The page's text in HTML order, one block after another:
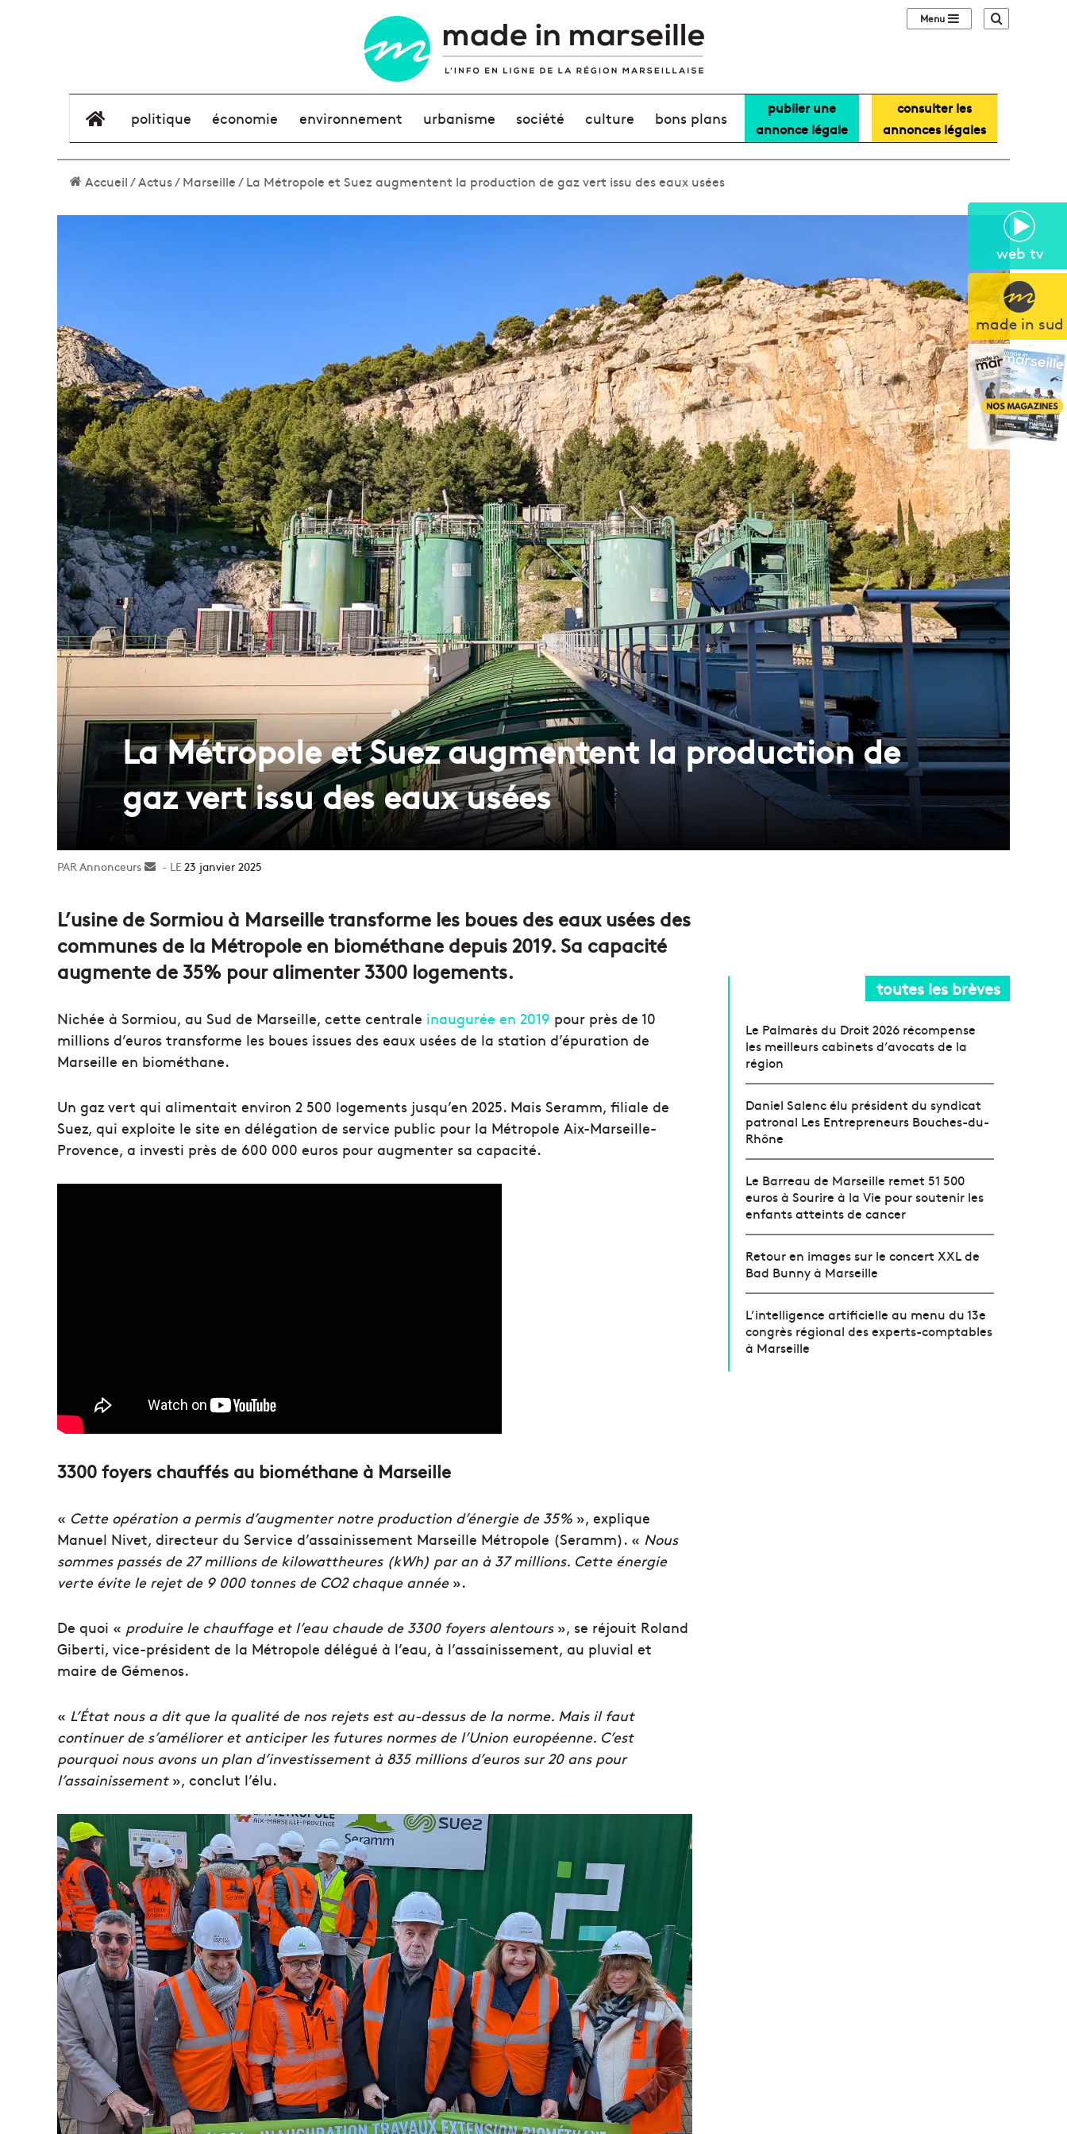
web tv
made in sud
Sidebar (barre
élément de menu
politique économie environnement urbanisme société culture bons plans
publier une
annonce légale
consulter les
annonces légales
Accueil/Actus/Marseille/La Métropole et Suez augmentent la production de gaz vert issu des eaux usées
La Métropole et Suez augmentent la production de
gaz vert issu des eaux usées
Annonceurs
Envoyer23 janvier 2025
L’usine de Sormiou à Marseille transforme les boues des eaux usées des
communes de la Métropole en biométhane depuis 2019. Sa capacité
augmente de 35% pour alimenter 3300 logements.
Nichée à Sormiou, au Sud de Marseille, cette centrale inaugurée en 2019 pour près de 10
millions d’euros transforme les boues issues des eaux usées de la station d’épuration de
Marseille en biométhane.
Un gaz vert qui alimentait environ 2 500 logements jusqu’en 2025. Mais Seramm, filiale de
Suez, qui exploite le site en délégation de service public pour la Métropole Aix-Marseille-
Provence, a investi près de 600 000 euros pour augmenter sa capacité.
3300 foyers chauffés au biométhane à Marseille
« Cette opération a permis d’augmenter notre production d’énergie de 35% », explique
Manuel Nivet, directeur du Service d’assainissement Marseille Métropole (Seramm). « Nous
sommes passés de 27 millions de kilowattheures (kWh) par an à 37 millions. Cette énergie
verte évite le rejet de 9 000 tonnes de CO2 chaque année».
De quoi « produire le chauffage et l’eau chaude de 3300 foyers alentours », se réjouit Roland
Giberti, vice-président de la Métropole délégué à l’eau, à l’assainissement, au pluvial et
maire de Gémenos.
« L’État nous a dit que la qualité de nos rejets est au-dessus de la norme. Mais il faut
continuer de s’améliorer et anticiper les futures normes de l’Union européenne. C’est
pourquoi nous avons un plan d’investissement à 835 millions d’euros sur 20 ans pour
l’assainissement», conclut l’élu.
toutes les brèves
Le Palmarès du Droit 2026 récompense
les meilleurs cabinets d’avocats de la
région
Daniel Salenc élu président du syndicat
patronal Les Entrepreneurs Bouches-du-
Rhône
Le Barreau de Marseille remet 51 500
euros à Sourire à la Vie pour soutenir les
enfants atteints de cancer
Retour en images sur le concert XXL de
Bad Bunny à Marseille
L’intelligence artificielle au menu du 13e
congrès régional des experts-comptables
à Marseille